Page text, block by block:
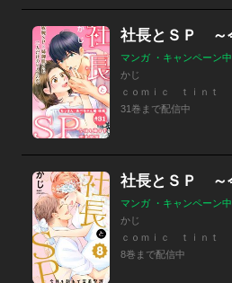
マンガ ・キャンペーン中
かじ
ｃｏｍｉｃ ｔｉｎｔ
31巻まで配信中
マンガ ・キャンペーン中
かじ
ｃｏｍｉｃ ｔｉｎｔ
8巻まで配信中